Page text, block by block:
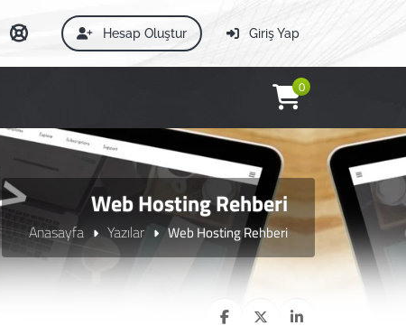
Giriş Yap
Hesap Oluştur
0
Web Hosting Rehberi
Anasayfa Yazılar Web Hosting Rehberi